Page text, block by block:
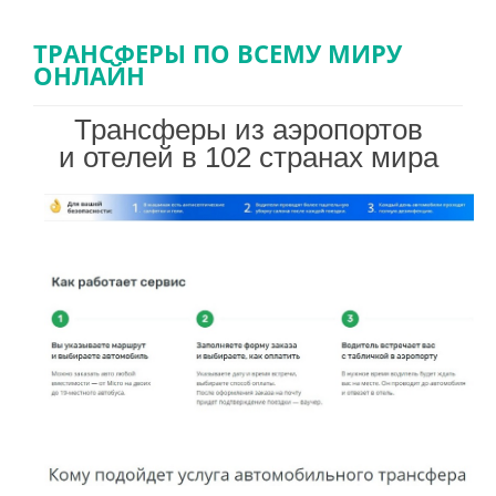
НАШИ УСЛУГИ
ТУРИСТАМ
О НАС
ТРАНСФЕРЫ ПО ВСЕМУ МИРУ
ОНЛАЙН
Трансферы из аэропортов
и отелей в 102 странахмира